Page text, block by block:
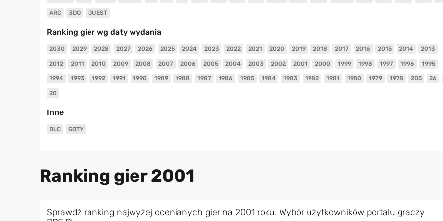
ARC 3DO QUEST
Ranking gier wg daty wydania
2030 2029 2028 2027 2026 2025 2024 2023 2022 2021 2020 2019 2018 2017 2016 2015 2014 2013
2012 2011 2010 2009 2008 2007 2006 2005 2004 2003 2002 2001 2000 1999 1998 1997 1996 1995
1994 1993 1992 1991 1990 1989 1988 1987 1986 1985 1984 1983 1982 1981 1980 1979 1978 205 26
20
Inne
DLC GOTY
Ranking gier 2001
Sprawdź ranking najwyżej ocenianych gier na 2001 roku. Wybór użytkowników portalu graczy